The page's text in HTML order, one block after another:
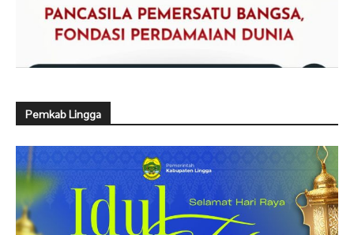
Pemkab Lingga